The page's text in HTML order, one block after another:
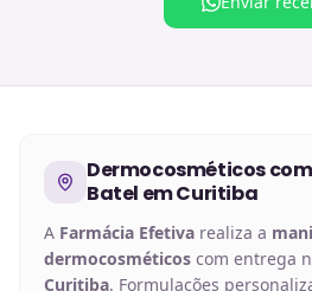
Dermocosméticos
Batel em Curitiba
A Farmácia Efetiva realiza a
dermocosméticos com entrega
Curitiba. Formulações